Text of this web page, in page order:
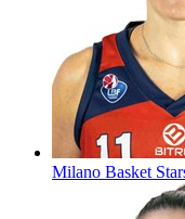
Milano Basket